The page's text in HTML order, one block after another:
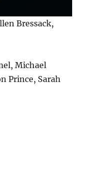
Bressack,
Michael
Prince, Sarah